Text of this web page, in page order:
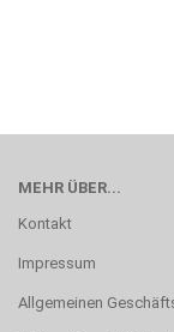
MEHR ÜBER...
Kontakt
Impressum
Allgemeinen